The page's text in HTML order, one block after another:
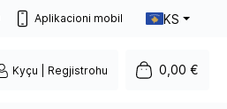
Aplikacioni mobil KS
Kyçu | Regjistrohu 0,00 €